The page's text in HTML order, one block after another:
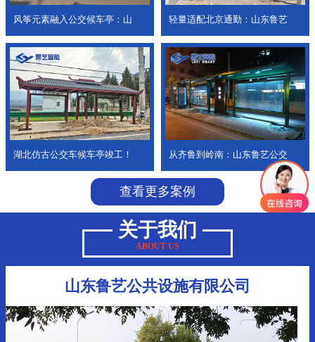
风筝元素融入公交候车亭：山 轻量适配北京通勤：山东鲁艺
湖北仿古公交车候车亭竣工！ 从齐鲁到岭南：山东鲁艺公交
查看更多案例
关于我们
ABOUT US
山东鲁艺公共设施有限公司